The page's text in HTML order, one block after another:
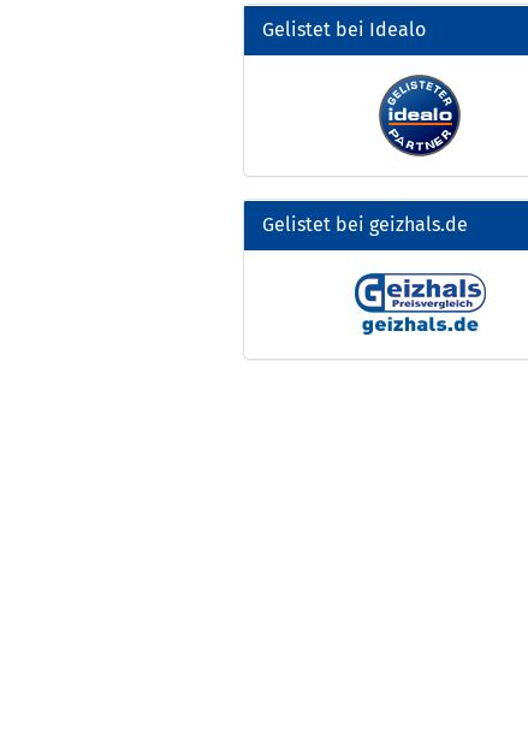
Gelistet bei Idealo
Gelistet bei geizhals.de